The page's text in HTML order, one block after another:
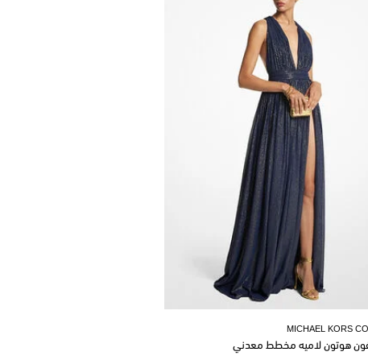
MICHAEL KORS
هوتون لاميه مخطط معدني